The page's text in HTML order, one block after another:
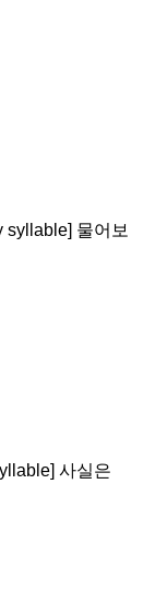
syllable] 물어보
사실은